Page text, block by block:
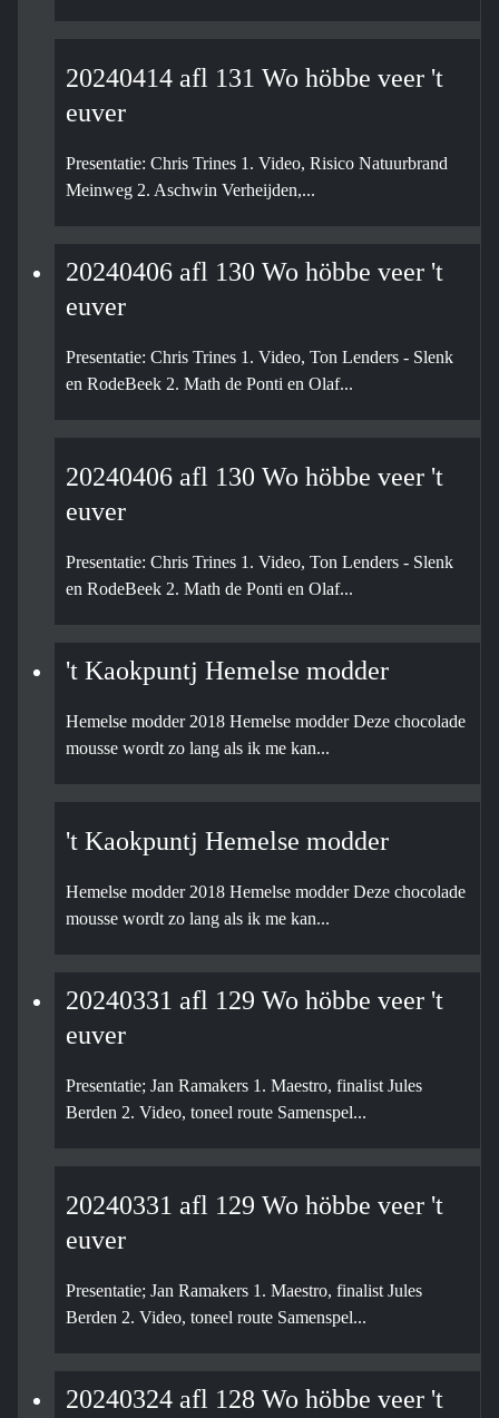
20240414 afl 131 Wo höbbe veer 't
euver
Presentatie: Chris Trines 1. Video, Risico Natuurbrand
Meinweg 2. Aschwin Verheijden,...
20240406 afl 130 Wo höbbe veer 't
euver
Presentatie: Chris Trines 1. Video, Ton Lenders - Slenk
en RodeBeek 2. Math de Ponti en Olaf...
20240406 afl 130 Wo höbbe veer 't
euver
Presentatie: Chris Trines 1. Video, Ton Lenders - Slenk
en RodeBeek 2. Math de Ponti en Olaf...
't Kaokpuntj Hemelse modder
Hemelse modder 2018 Hemelse modder Deze chocolade
mousse wordt zo lang als ik me kan...
't Kaokpuntj Hemelse modder
Hemelse modder 2018 Hemelse modder Deze chocolade
mousse wordt zo lang als ik me kan...
20240331 afl 129 Wo höbbe veer 't
euver
Presentatie; Jan Ramakers 1. Maestro, finalist Jules
Berden 2. Video, toneel route Samenspel...
20240331 afl 129 Wo höbbe veer 't
euver
Presentatie; Jan Ramakers 1. Maestro, finalist Jules
Berden 2. Video, toneel route Samenspel...
20240324 afl 128 Wo höbbe veer 't